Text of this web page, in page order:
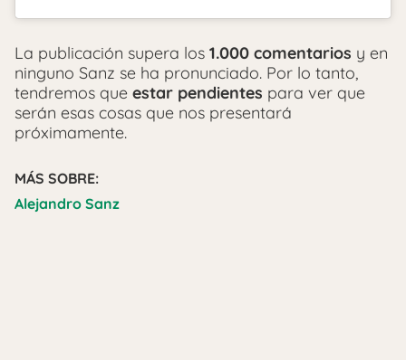
La publicación supera los 1.000 comentarios y en
ninguno Sanz se ha pronunciado. Por lo tanto,
tendremos que estar pendientes para ver que
serán esas cosas que nos presentará
próximamente.
MÁS SOBRE:
Alejandro Sanz